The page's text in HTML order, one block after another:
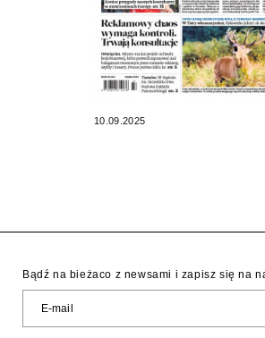
10.09.2025
Bądź na bieżaco z newsami i zapisz się na